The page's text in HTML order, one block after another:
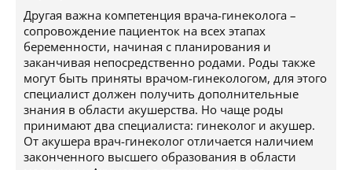
Другая важна компетенция врача-гинеколога –
сопровождение пациенток на всех этапах
беременности, начиная с планирования и
заканчивая непосредственно родами. Роды также
могут быть приняты врачом-гинекологом, для этого
специалист должен получить дополнительные
знания в области акушерства. Но чаще роды
принимают два специалиста: гинеколог и акушер.
От акушера врач-гинеколог отличается наличием
законченного высшего образования в области